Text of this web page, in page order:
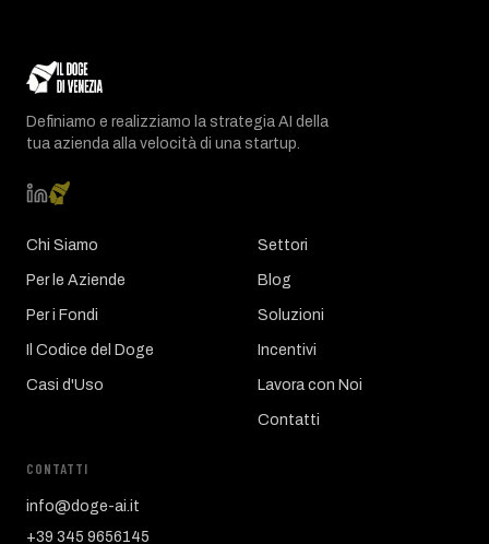
Definiamo e realizziamo la strategia AI della
tua azienda alla velocità di una startup.
Chi Siamo
Per le Aziende
Per i Fondi
Il Codice del Doge
Casi d'Uso
Settori
Blog
Soluzioni
Incentivi
Lavora con Noi
Contatti
CONTATTI
info@doge-ai.it
+39 345 9656145